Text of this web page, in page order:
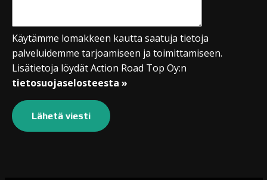
Käytämme lomakkeen kautta saatuja tietoja
palveluidemme tarjoamiseen ja toimittamiseen.
Lisätietoja löydät Action Road Top Oy:n
tietosuojaselosteesta »